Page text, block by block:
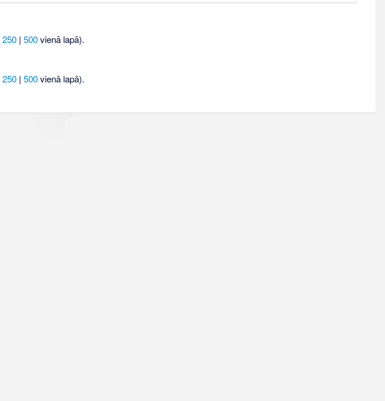
250| 500vienā lapā).
250| 500vienā lapā).